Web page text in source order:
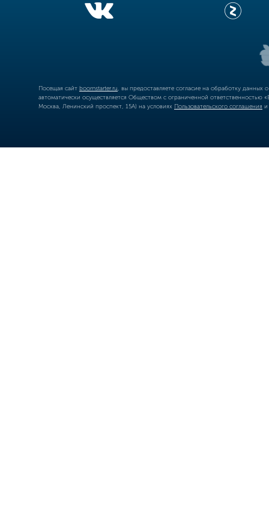
Посещая сайт boomstarter.ru , вы предоставляете согласие на обработку
автоматически осуществляется Обществом с ограниченной
Москва, Ленинский проспект, 15А) на условиях Пользовательского соглашения и